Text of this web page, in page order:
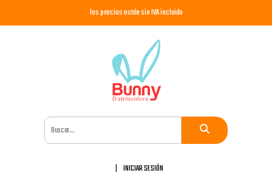
los precios están sin IVA incluido
INICIAR SESIÓN